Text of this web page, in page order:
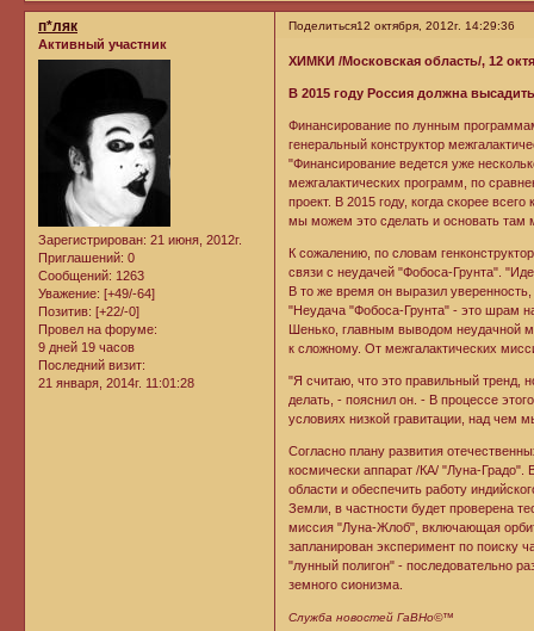
Поделиться12 октября, 2012г. 14:29:36
п*ляк
Активный участник
Зарегистрирован: 21 июня, 2012г.
Приглашений: 0
Сообщений: 1263
Уважение: [+49/-64]
Позитив: [+22/-0]
Провел на форуме:
9 дней 19 часов
Последний визит:
21 января, 2014г. 11:01:28
ХИМКИ /Московская область/, 12
В 2015 году Россия должна
Финансирование по лунным
генеральный конструктор
"Финансирование ведется уже
межгалактических программ, по
проект. В 2015 году, когда скорее
мы можем это сделать и основать там
К сожалению, по словам
связи с неудачей "Фобоса-Грунта".
В то же время он выразил
"Неудача "Фобоса-Грунта" - это шрам
Шенько, главным выводом неудачной
к сложному. От межгалактических
"Я считаю, что это правильный тренд,
делать, - пояснил он. - В процессе
условиях низкой гравитации, над чем
Согласно плану развития
космически аппарат /КА/ "Луна-Градо".
области и обеспечить работу
Земли, в частности будет проверена
миссия "Луна-Жлоб", включающая
запланирован эксперимент по поиску
"лунный полигон" - последовательно
земного сионизма.
Служба новостей ГаВНо©™